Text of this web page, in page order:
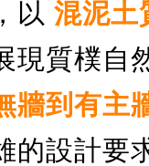
以 混泥土
現質樸自
牆到有主
的設計要